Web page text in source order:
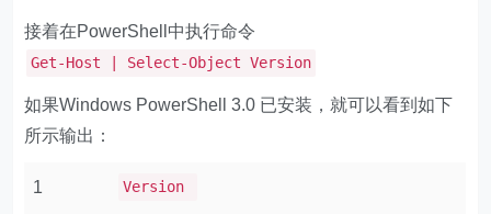
接着在PowerShell中执行命令
Get-Host | Select-Object Version
如果Windows PowerShell 3.0 已安装，就可以看到如下
所示输出：
1 Version